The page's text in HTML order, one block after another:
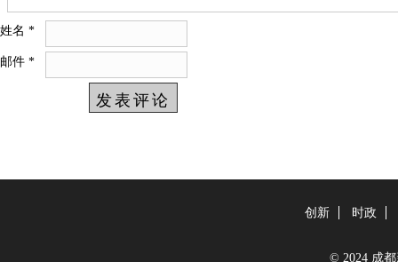
姓名 *
邮件 *
创新 时政
© 2024 成都